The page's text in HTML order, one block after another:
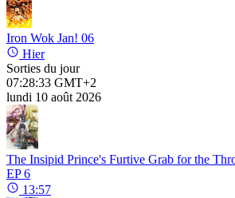
Iron Wok Jan! 06
Hier
Sorties du jour
07:28:33 GMT+2
lundi 10 août 2026
The Insipid Prince's Furtive Grab for the
EP 6
13:57